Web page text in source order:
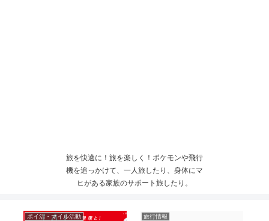
旅を快適に！旅を楽しく！ポケモンや飛行
機を追っかけて、一人旅したり、身体にマ
ヒがある家族のサポート旅したり。
ポイ活・マイル活動 旅行情報